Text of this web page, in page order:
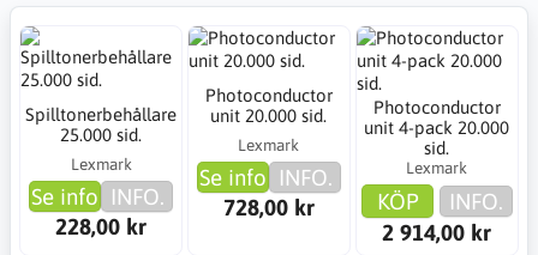
Spilltonerbehållare
25.000 sid.
Lexmark
Se info INFO.
228,00 kr
Photoconductor
unit 20.000 sid.
Lexmark
Se info INFO.
728,00 kr
Photoconductor
unit 4-pack 20.000
sid.
Lexmark
KÖP
INFO.
2 914,00 kr